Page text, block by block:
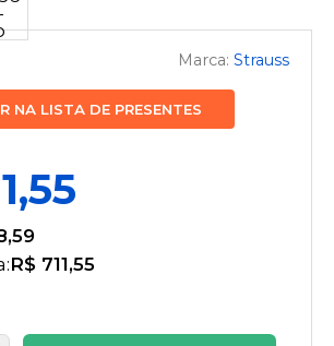
Strauss
NA LISTA DE PRESENTES
R$ 711,55